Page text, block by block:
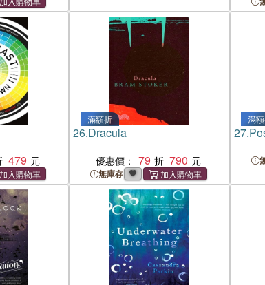
479
滿額折
26.Dracula
優惠價： 79 790
無庫存
滿
27.